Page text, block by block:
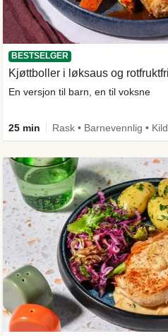
BESTSELGER
Kjøttboller i løksaus og
En versjon til barn, en til voksne
25 min